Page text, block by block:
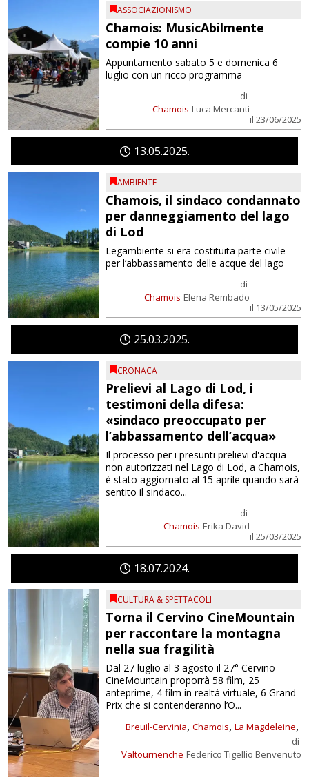
ASSOCIAZIONISMO
Chamois: MusicAbilmente
compie 10 anni
Chamois
di
Luca Mercanti
il 23/06/2025
Appuntamento sabato 5 e domenica 6
luglio con un ricco programma
1305 2025
AMBIENTE
Chamois, il sindaco condannato
per danneggiamento del lago
di Lod
Chamois
di
Elena Rembado
il 13/05/2025
Legambiente si era costituita parte civile
per l’abbassamento delle acque del lago
2503 2025
CRONACA
Prelievi al Lago di Lod, i
testimoni della difesa:
«sindaco preoccupato per
l’abbassamento dell’acqua»
Chamois
di
Erika David
il 25/03/2025
Il processo per i presunti prelievi d'acqua
non autorizzati nel Lago di Lod, a Chamois,
è stato aggiornato al 15 aprile quando sarà
sentito il sindaco...
1807 2024
CULTURA & SPETTACOLI
Torna il Cervino CineMountain
per raccontare la montagna
nella sua fragilità
Breuil-Cervinia, Chamois, La Magdeleine,
Valtournenche
di
Federico Tigellio Benvenuto
Dal 27 luglio al 3 agosto il 27° Cervino
CineMountain proporrà 58 film, 25
anteprime, 4 film in realtà virtuale, 6 Grand
Prix che si contenderanno l’O...